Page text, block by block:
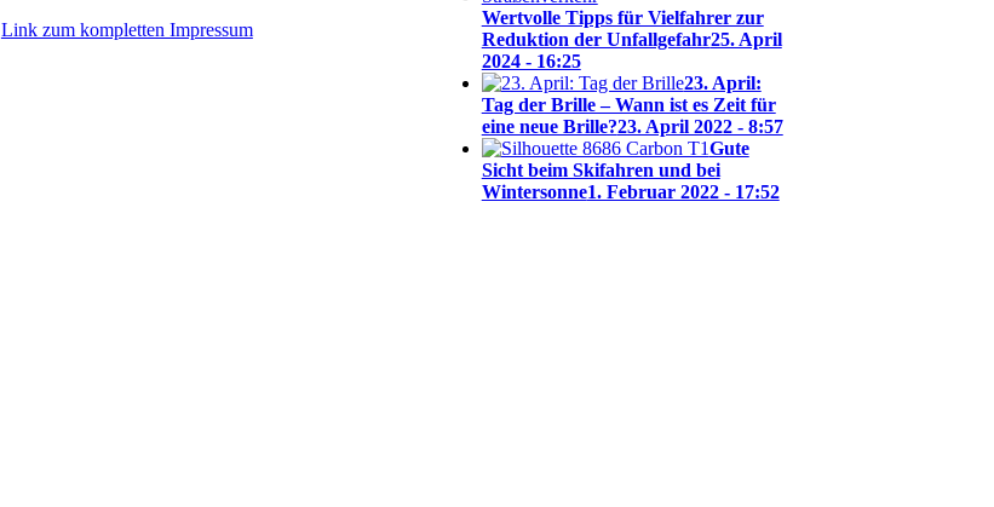
Link zum kompletten Impressum
Wertvolle Tipps für Vielfahrer zur
Reduktion der Unfallgefahr25. April
2024 - 16:25
23. April:
Tag der Brille – Wann ist es Zeit für
eine neue Brille?23. April 2022 - 8:57
Gute
Sicht beim Skifahren und bei
Wintersonne1. Februar 2022 - 17:52